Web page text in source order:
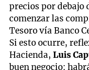
precios por debajo
comenzar las
Tesoro vía Banco
Si esto ocurre,
Hacienda,Luis
buen negocio: